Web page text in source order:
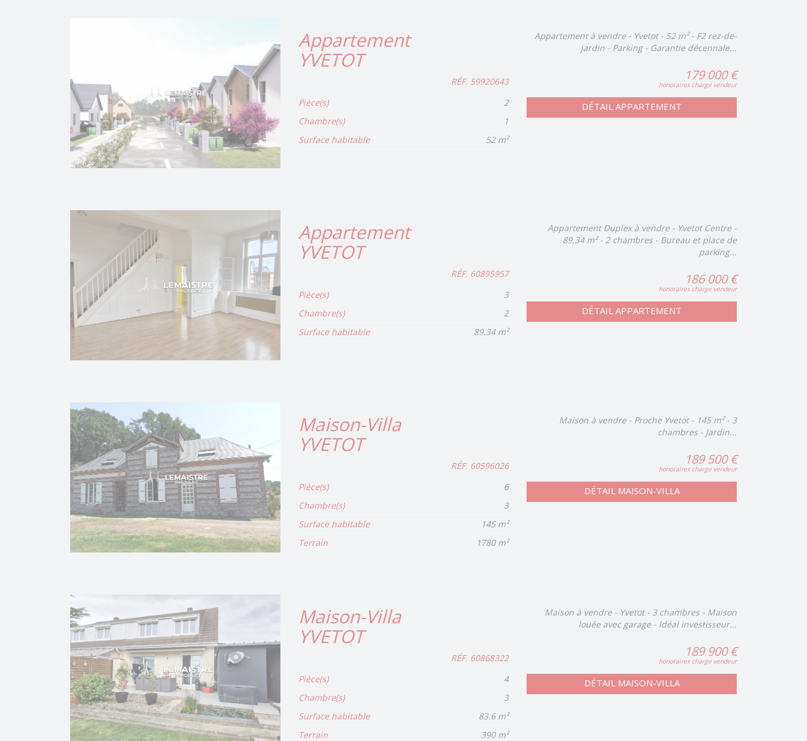
Appartement
YVETOT
RÉF. 59920643
Pièce(s)
2
Chambre(s)
1
Surface habitable
52 m²
Appartement à vendre - Yvetot - 52 m² - F2 rez-de-
jardin - Parking - Garantie décennale...
179 000 €
honoraires charge vendeur
DÉTAIL APPARTEMENT
Appartement
YVETOT
RÉF. 60895957
Pièce(s)
3
Chambre(s)
2
Surface habitable
89.34 m²
Appartement Duplex à vendre - Yvetot Centre -
89,34 m² - 2 chambres - Bureau et place de
parking...
186 000 €
honoraires charge vendeur
DÉTAIL APPARTEMENT
Maison-Villa
YVETOT
RÉF. 60596026
Pièce(s)
6
Chambre(s)
3
Surface habitable
145 m²
Terrain
1780 m²
Maison à vendre - Proche Yvetot - 145 m² - 3
chambres - Jardin...
189 500 €
honoraires charge vendeur
DÉTAIL MAISON-VILLA
Maison-Villa
YVETOT
RÉF. 60868322
Pièce(s)
4
Chambre(s)
3
Surface habitable
83.6 m²
Terrain
390 m²
Maison à vendre - Yvetot - 3 chambres - Maison
louée avec garage - Idéal investisseur...
189 900 €
honoraires charge vendeur
DÉTAIL MAISON-VILLA